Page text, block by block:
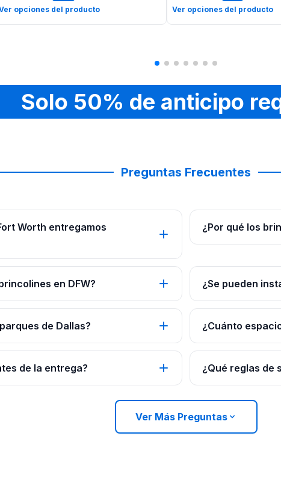
opciones del producto
Ver opciones del producto
Solo 50% de anticipo
Preguntas Frecuentes
Worth entregamos
¿Por qué los
en DFW? ¿Se pueden
de Dallas? ¿Cuánto
de la entrega? ¿Qué reglas de
Ver Más Preguntas